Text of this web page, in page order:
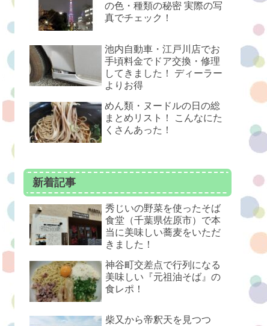
の色・種類の秘密 実際の写
真でチェック！
池内自動車・江戸川店でお
手頃料金でドア交換・修理
してきました！ ディーラー
よりお得
めん類・ヌードルの日の総
まとめリスト！ こんなにた
くさんあった！
新着記事
秀じいの野菜を使ったそば
食堂（千葉県佐原市）で本
当に美味しい蕎麦をいただ
きました！
神谷町交差点で行列になる
美味しい『元祖油そば』の
食レポ！
柴又から帝釈天を見つつ